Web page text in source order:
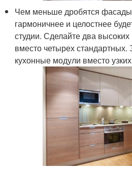
Чем меньше дробятся фасады
гармоничнее и целостнее
студии. Сделайте два
вместо четырех
кухонные модули вместо